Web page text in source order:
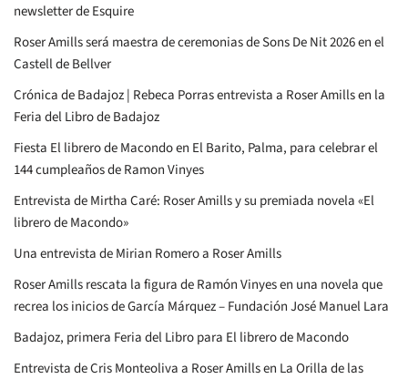
newsletter de Esquire
Roser Amills será maestra de ceremonias de Sons De Nit 2026 en el
Castell de Bellver
Crónica de Badajoz | Rebeca Porras entrevista a Roser Amills en la
Feria del Libro de Badajoz
Fiesta El librero de Macondo en El Barito, Palma, para celebrar el
144 cumpleaños de Ramon Vinyes
Entrevista de Mirtha Caré: Roser Amills y su premiada novela «El
librero de Macondo»
Una entrevista de Mirian Romero a Roser Amills
Roser Amills rescata la figura de Ramón Vinyes en una novela que
recrea los inicios de García Márquez – Fundación José Manuel Lara
Badajoz, primera Feria del Libro para El librero de Macondo
Entrevista de Cris Monteoliva a Roser Amills en La Orilla de las